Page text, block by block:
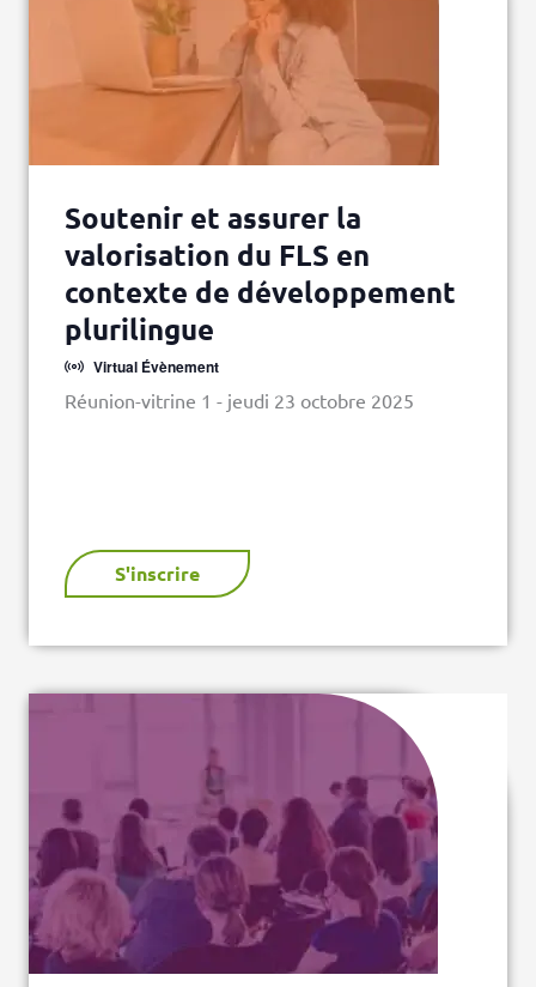
Soutenir et assurer la
valorisation du FLS en
contexte de développement
plurilingue
Virtual Évènement
Réunion-vitrine 1 - jeudi 23 octobre 2025
S'inscrire